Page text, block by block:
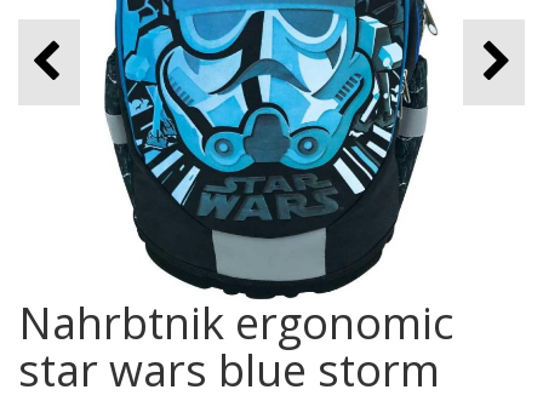
Nahrbtnik ergonomic
star wars blue storm